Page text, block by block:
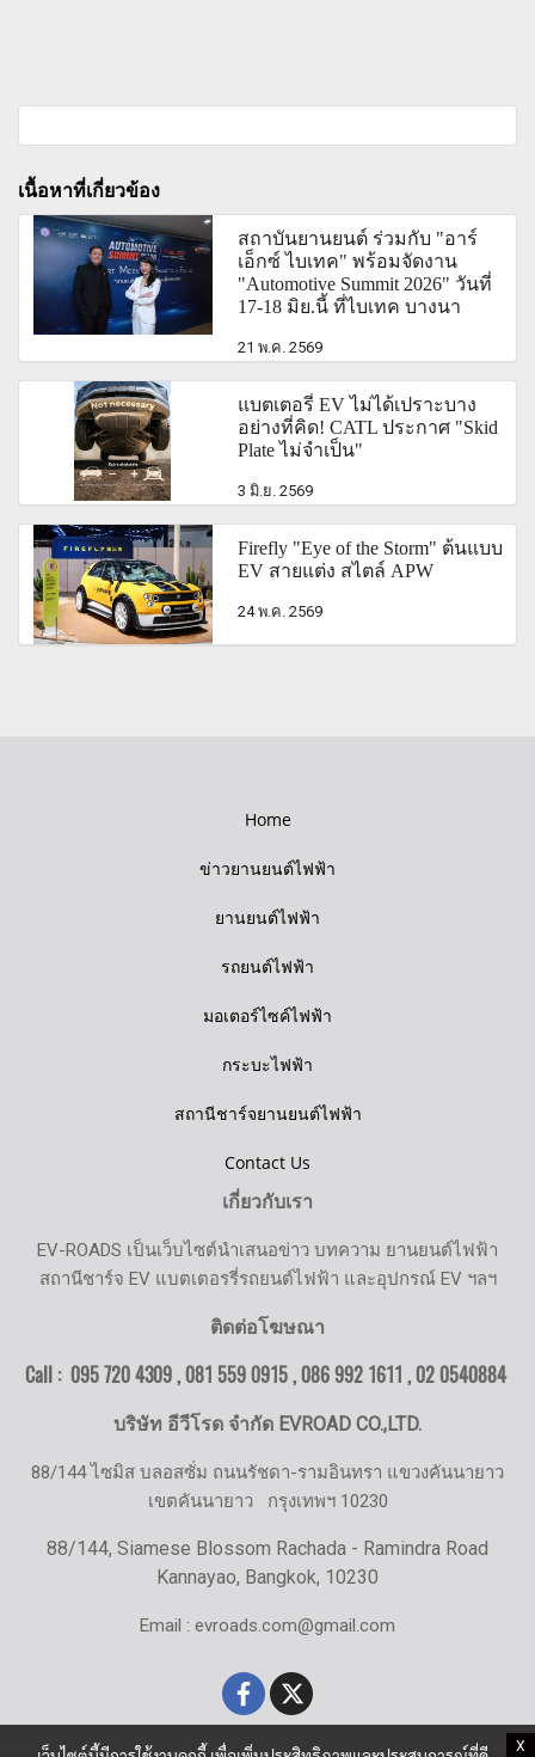
X
เนื้อหาที่เกี่ยวข้อง
สถาบันยานยนต์ ร่วมกับ "อาร์
เอ็กซ์ ไบเทค" พร้อมจัดงาน
"Automotive Summit 2026" วันที่
17-18 มิย.นี้ ที่ไบเทค บางนา
21 พ.ค. 2569
แบตเตอรี่ EV ไม่ได้เปราะบาง
อย่างที่คิด! CATL ประกาศ "Skid
Plate ไม่จำเป็น"
3 มิ.ย. 2569
Firefly "Eye of the Storm" ต้นแบบ
EV สายแต่ง สไตล์ APW
24 พ.ค. 2569
Home
ข่าวยานยนต์ไฟฟ้า
ยานยนต์ไฟฟ้า
รถยนต์ไฟฟ้า
มอเตอร์ไซค์ไฟฟ้า
กระบะไฟฟ้า
สถานีชาร์จยานยนต์ไฟฟ้า
Contact Us
เกี่ยวกับเรา
EV-ROADS เป็นเว็บไซต์นำเสนอข่าว บทความ ยานยนต์ไฟฟ้า
สถานีชาร์จ EV แบตเตอรรี่รถยนต์ไฟฟ้า และอุปกรณ์ EV ฯลฯ
ติดต่อโฆษณา
Call : 095 720 4309 , 081 559 0915 , 086 992 1611 ,02 0540884
บริษัท อีวีโรด จำกัด EVROAD CO.,LTD.
88/144 ไซมิส บลอสซั่ม ถนนรัชดา-รามอินทรา แขวงคันนายาว
เขตคันนายาว กรุงเทพฯ 10230
88/144, Siamese Blossom Rachada - Ramindra Road
Kannayao, Bangkok, 10230
Email : evroads.com@gmail.com